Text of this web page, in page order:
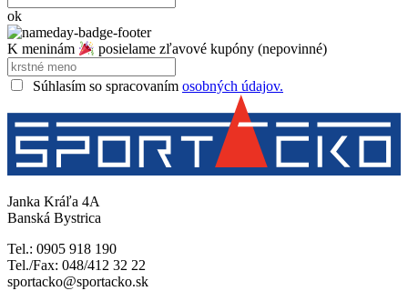
ok
K meninám posielame zľavové kupóny (nepovinné)
Súhlasím so spracovaním osobných údajov.
Janka Kráľa 4A
Banská Bystrica
Tel.: 0905 918 190
Tel./Fax: 048/412 32 22
sportacko@sportacko.sk